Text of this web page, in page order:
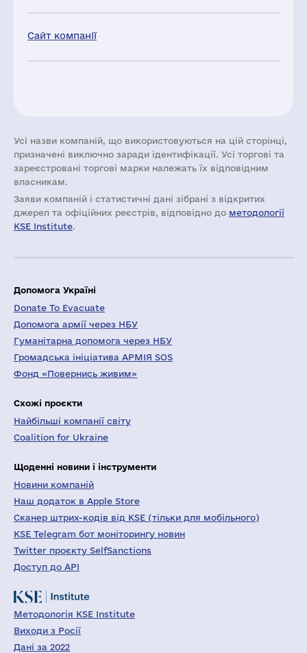
Сайт компанії
Усі назви компаній, що використовуються на цій сторінці,
призначені виключно заради ідентифікації. Усі торгові та
зареєстровані торгові марки належать їх відповідним
власникам.
Заяви компаній i статистичні дані зібрані з відкритих
джерел та офіційних реєстрів, відповідно до методології
KSE Institute.
Допомога Україні
Donate To Evacuate
Допомога армії через НБУ
Гуманітарна допомога через НБУ
Громадська ініціатива АРМІЯ SOS
Фонд «Повернись живим»
Схожі проєкти
Найбільші компанії світу
Coalition for Ukraine
Щоденні новини і інструменти
Новини компаній
Наш додаток в Apple Store
Сканер штрих-кодів від KSE (тільки для мобільного)
KSE Telegram бот моніторингу новин
Twitter проєкту SelfSanctions
Доступ до API
Методологія KSE Institute
Виходи з Росії
Дані за 2022